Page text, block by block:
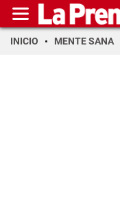
INICIO MENTE SANA